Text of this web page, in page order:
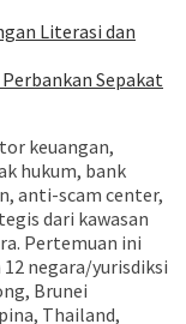
Literasi dan
Perbankan Sepakat
keuangan,
hukum, bank
anti-scam center,
dari kawasan
Pertemuan ini
negara/yurisdiksi
Brunei
Thailand,